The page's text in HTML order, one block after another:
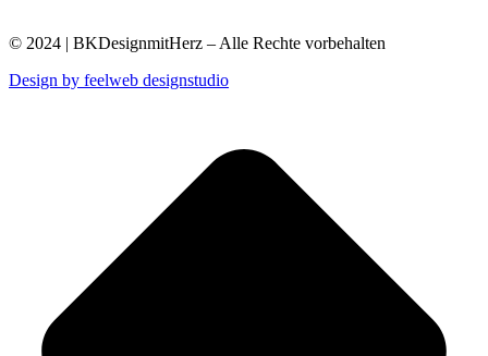
© 2024 | BKDesignmitHerz – Alle Rechte vorbehalten
Design by feelweb designstudio